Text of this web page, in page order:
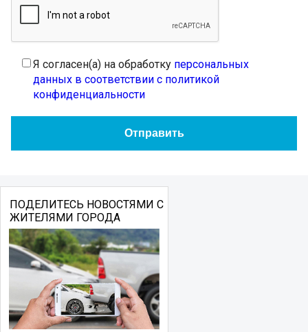
Я согласен(а) на обработку персональных
данных в соответствии с политикой
конфиденциальности
ПОДЕЛИТЕСЬ НОВОСТЯМИ С
ЖИТЕЛЯМИ ГОРОДА